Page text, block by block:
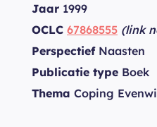
Jaar 1999
OCLC 67868555 (link
PerspectiefNaasten
Publicatie type Boek
Thema Coping